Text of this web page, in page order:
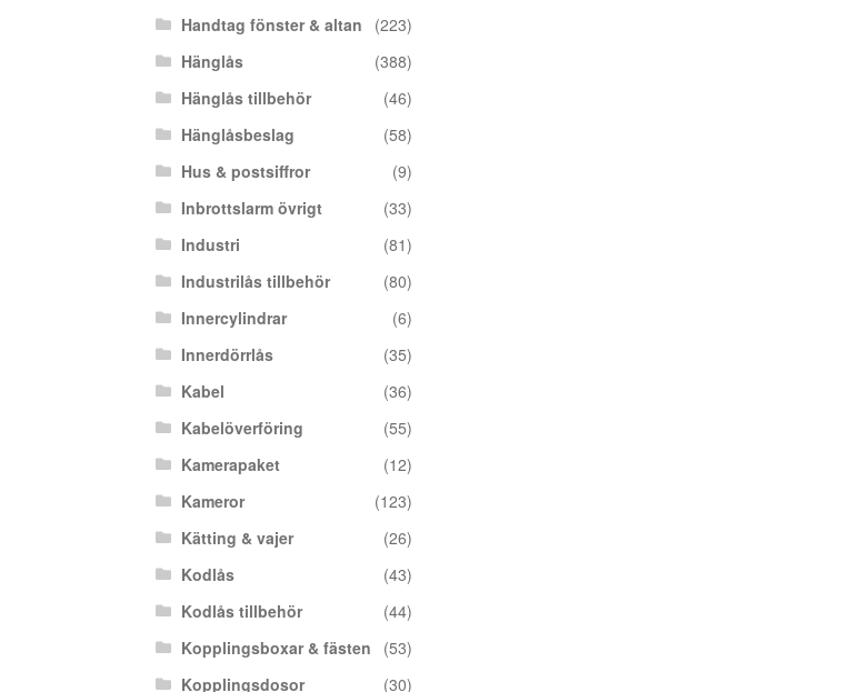
Handtag fönster & altan
(223)
Hänglås
(388)
Hänglås tillbehör
(46)
Hänglåsbeslag
(58)
Hus & postsiffror
(9)
Inbrottslarm övrigt
(33)
Industri
(81)
Industrilås tillbehör
(80)
Innercylindrar
(6)
Innerdörrlås
(35)
Kabel
(36)
Kabelöverföring
(55)
Kamerapaket
(12)
Kameror
(123)
Kätting & vajer
(26)
Kodlås
(43)
Kodlås tillbehör
(44)
Kopplingsboxar & fästen
(53)
Kopplingsdosor
(30)